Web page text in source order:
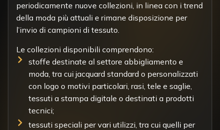
periodicamente nuove collezioni, in linea con i trend
della moda più attuali e rimane disposizione per
l’invio di campioni di tessuto.
Le collezioni disponibili comprendono:
stoffe destinate al settore abbigliamento e
moda, tra cui jacquard standard o personalizzati
con logo o motivi particolari, rasi, tele e saglie,
tessuti a stampa digitale o destinati a prodotti
tecnici;
tessuti speciali per vari utilizzi, tra cui quelli per